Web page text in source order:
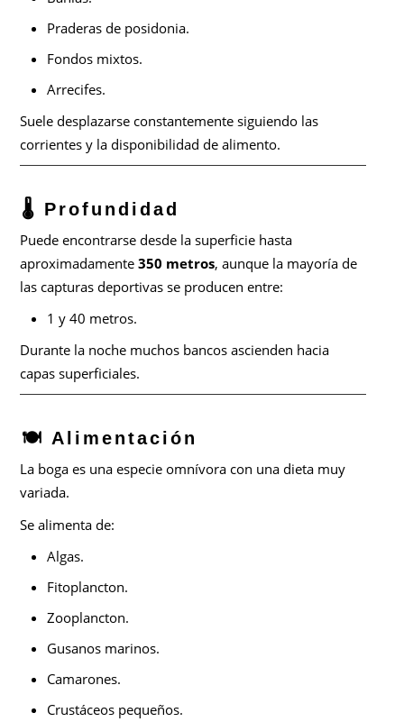
Praderas de posidonia.
Fondos mixtos.
Arrecifes.
Suele desplazarse constantemente siguiendo las
corrientes y la disponibilidad de alimento.
🌡️ Profundidad
Puede encontrarse desde la superficie hasta
aproximadamente350 metros, aunque la mayoría de
las capturas deportivas se producen entre:
1 y 40 metros.
Durante la noche muchos bancos ascienden hacia
capas superficiales.
🍽️ Alimentación
La boga es una especie omnívora con una dieta muy
variada.
Se alimenta de:
Algas.
Fitoplancton.
Zooplancton.
Gusanos marinos.
Camarones.
Crustáceos pequeños.